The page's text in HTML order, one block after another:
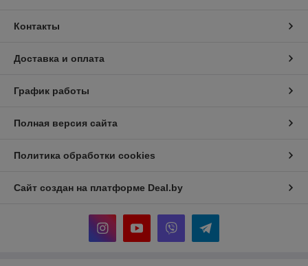
Контакты
Доставка и оплата
График работы
Полная версия сайта
Политика обработки cookies
Сайт создан на платформе Deal.by